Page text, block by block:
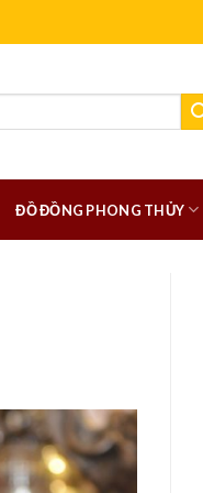
ĐỒ ĐỒNG PHONG THỦY